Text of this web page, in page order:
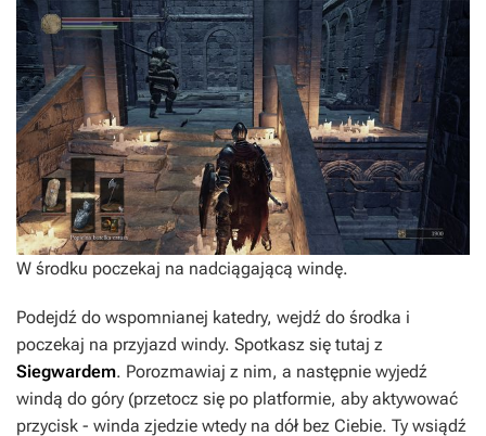
W środku poczekaj na nadciągającą windę.
Podejdź do wspomnianej katedry, wejdź do środka i
poczekaj na przyjazd windy. Spotkasz się tutaj z
Siegwardem. Porozmawiaj z nim, a następnie wyjedź
windą do góry (przetocz się po platformie, aby aktywować
przycisk - winda zjedzie wtedy na dół bez Ciebie. Ty wsiądź